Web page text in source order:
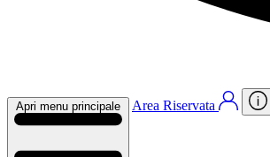
Apri menu principale Area Riservata